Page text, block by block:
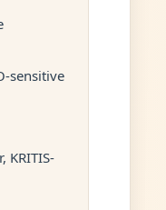
sensitive
KRITIS-